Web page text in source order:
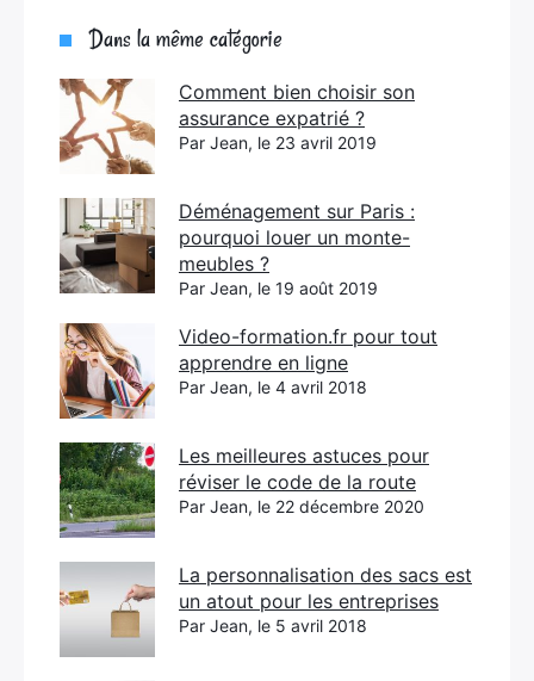
Dans la même catégorie
Comment bien choisir son
assurance expatrié ?
Par Jean, le 23 avril 2019
Déménagement sur Paris :
pourquoi louer un monte-
meubles ?
Par Jean, le 19 août 2019
Video-formation.fr pour tout
apprendre en ligne
Par Jean, le 4 avril 2018
Les meilleures astuces pour
réviser le code de la route
Par Jean, le 22 décembre 2020
La personnalisation des sacs est
un atout pour les entreprises
Par Jean, le 5 avril 2018